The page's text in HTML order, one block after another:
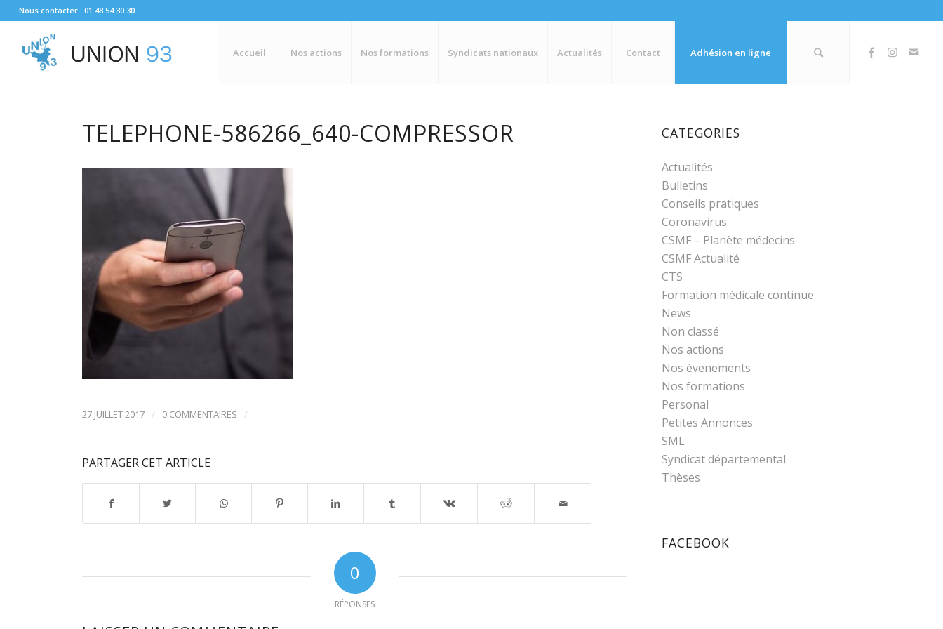
Nous contacter : 01 48 54 30 30
Accueil Nos actions Nos formations Syndicats nationaux Actualités Contact Adhésion en ligne
TELEPHONE-586266_640-COMPRESSOR
27 JUILLET 2017 / 0 COMMENTAIRES /
PARTAGER CET ARTICLE
0
RÉPONSES
CATEGORIES
Actualités
Bulletins
Conseils pratiques
Coronavirus
CSMF – Planète médecins
CSMF Actualité
CTS
Formation médicale continue
News
Non classé
Nos actions
Nos évenements
Nos formations
Personal
Petites Annonces
SML
Syndicat départemental
Thèses
FACEBOOK